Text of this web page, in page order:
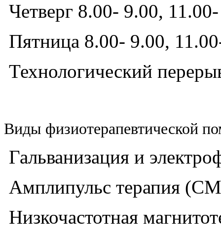
Четверг 8.00- 9.00,
Пятница 8.00- 9.00,
Технологический
Виды физиотерапевтической
Гальванизация и
Амплипульс терапия
Низкочастотная